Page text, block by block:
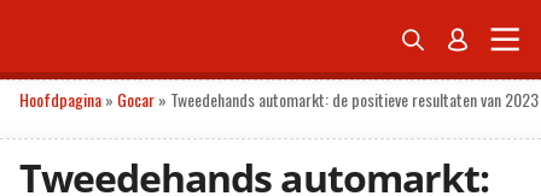
 
Hoofdpagina» Gocar» Tweedehands automarkt: de positieve resultaten van
Tweedehands automarkt: